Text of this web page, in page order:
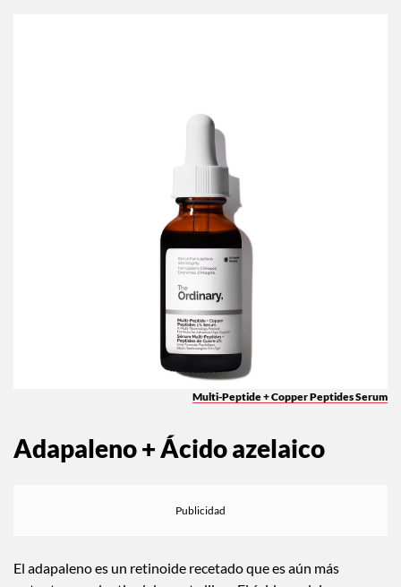
Multi-Peptide + Copper Peptides Serum
Adapaleno + Ácido azelaico
El adapaleno es un retinoide recetado que es aún más